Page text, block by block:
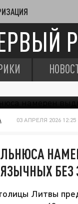
03 АПРЕЛЯ 2026 12:25
Литвы